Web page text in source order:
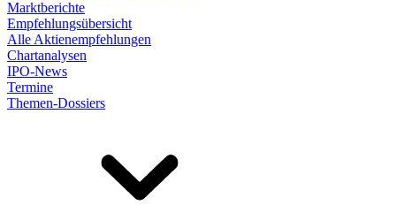
Marktberichte
Empfehlungsübersicht
Alle Aktienempfehlungen
Chartanalysen
IPO-News
Termine
Themen-Dossiers